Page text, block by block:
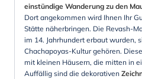
einstündige Wanderung zu den
Dort angekommen wird Ihnen Ihr
Stätte näherbringen. Die Revash-
im 14. Jahrhundert erbaut wurden,
Chachapoyas-Kultur gehören.
mit kleinen Häusern, die mitten in
Auffällig sind die dekorativen